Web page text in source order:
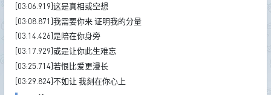
[03:06.919]这是真相或空想
[03:08.871]我需要你来 证明我的分量
[03:14.426]是陪在你身旁
[03:17.929]或是让你此生难忘
[03:25.714]若恨比爱更漫长
[03:29.824]不如让 我刻在你心上